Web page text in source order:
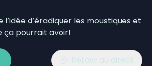
l’idée d’éradiquer les moustiques et
ça pourrait avoir!
Retour au direct